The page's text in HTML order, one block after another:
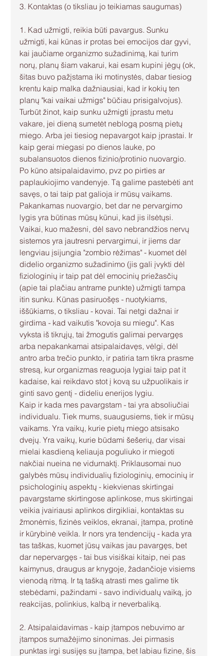
3. Kontaktas (o tiksliau jo teikiamas saugumas)
1. Kad užmigti, reikia būti pavargus. Sunku
užmigti, kai kūnas ir protas bei emocijos dar gyvi,
kai jaučiame organizmo sužadinimą, kai turim
norų, planų šiam vakarui, kai esam kupini jėgų (ok,
šitas buvo pažįstama iki motinystės, dabar tiesiog
krentu kaip malka dažniausiai, kad ir kokių ten
planų "kai vaikai užmigs" būčiau prisigalvojus).
Turbūt žinot, kaip sunku užmigti įprastu metu
vakare, jei dieną sumetėt neblogą posmą pietų
miego. Arba jei tiesiog nepavargot kaip įprastai. Ir
kaip gerai miegasi po dienos lauke, po
subalansuotos dienos fizinio/protinio nuovargio.
Po kūno atsipalaidavimo, pvz po pirties ar
paplaukiojimo vandenyje. Tą galime pastebėti ant
savęs, o tai taip pat galioja ir mūsų vaikams.
Pakankamas nuovargio, bet dar ne pervargimo
lygis yra būtinas mūsų kūnui, kad jis ilsėtųsi.
Vaikai, kuo mažesni, dėl savo nebrandžios nervų
sistemos yra jautresni pervargimui, ir jiems dar
lengviau įsijungia "zombio rėžimas" - kuomet dėl
didelio organizmo sužadinimo (jis gali įvykti dėl
fiziologinių ir taip pat dėl emocinių priežasčių
(apie tai plačiau antrame punkte) užmigti tampa
itin sunku. Kūnas pasiruošęs - nuotykiams,
iššūkiams, o tiksliau - kovai. Tai netgi dažnai ir
girdima - kad vaikutis "kovoja su miegu". Kas
vyksta iš tikrųjų, tai žmogutis galimai pervargęs
arba nepakankamai atsipalaidavęs, vėlgi, dėl
antro arba trečio punkto, ir patiria tam tikra prasme
stresą, kur organizmas reaguoja lygiai taip pat it
kadaise, kai reikdavo stot į kovą su užpuolikais ir
ginti savo gentį - dideliu enerijos lygiu.
Kaip ir kada mes pavargstam - tai yra absoliučiai
individualu. Tiek mums, suaugusiems, tiek ir mūsų
vaikams. Yra vaikų, kurie pietų miego atsisako
dvejų. Yra vaikų, kurie būdami šešerių, dar visai
mielai kasdieną keliauja poguliuko ir miegoti
nakčiai nueina ne vidurnaktį. Priklausomai nuo
galybės mūsų individualių fiziologinių, emocinių ir
psichologinių aspektų - kiekvienas skirtingai
pavargstame skirtingose aplinkose, mus skirtingai
veikia įvairiausi aplinkos dirgikliai, kontaktas su
žmonėmis, fizinės veiklos, ekranai, įtampa, protinė
ir kūrybinė veikla. Ir nors yra tendencijų - kada yra
tas taškas, kuomet jūsų vaikas jau pavargęs, bet
dar nepervargęs - tai bus visiškai kitaip, nei pas
kaimynus, draugus ar knygoje, žadančioje visiems
vienodą ritmą. Ir tą tašką atrasti mes galime tik
stebėdami, pažindami - savo individualų vaiką, jo
reakcijas, polinkius, kalbą ir neverbaliką.
2. Atsipalaidavimas - kaip įtampos nebuvimo ar
įtampos sumažėjimo sinonimas. Jei pirmasis
punktas irgi susijęs su įtampa, bet labiau fizine, šis